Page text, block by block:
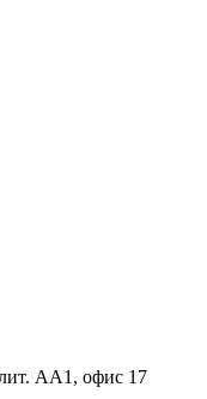
АА1, офис 17